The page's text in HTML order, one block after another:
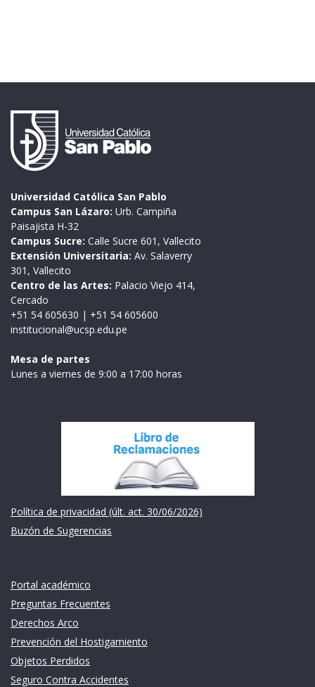
Universidad Católica San Pablo
Campus San Lázaro: Urb. Campiña
Paisajista H-32
Campus Sucre: Calle Sucre 601, Vallecito
Extensión Universitaria: Av. Salaverry
301, Vallecito
Centro de las Artes: Palacio Viejo 414,
Cercado
+51 54 605630 | +51 54 605600
institucional@ucsp.edu.pe
Mesa de partes
Lunes a viernes de 9:00 a 17:00 horas
Política de privacidad (últ. act. 30/06/2026)
Buzón de Sugerencias
Portal académico
Preguntas Frecuentes
Derechos Arco
Prevención del Hostigamiento
Objetos Perdidos
Seguro Contra Accidentes